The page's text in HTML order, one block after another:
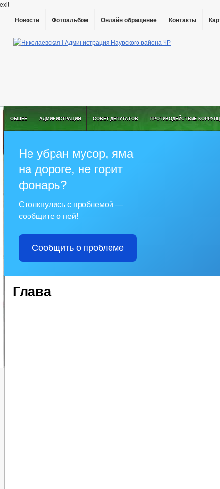
exit
Новости Фотоальбом Онлайн обращение Контакты
ОБЩЕЕ АДМИНИСТРАЦИЯ СОВЕТ ДЕПУТАТОВ ПРОТИВОДЕЙСТВИЕ
Не убран мусор, яма
на дороге, не горит
фонарь?
Столкнулись с проблемой —
сообщите о ней!
Сообщить о проблеме
Глава